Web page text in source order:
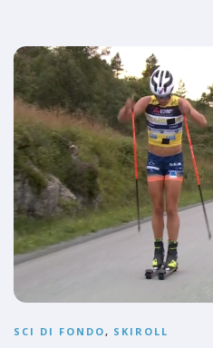
SCI DI FONDO, SKIROLL